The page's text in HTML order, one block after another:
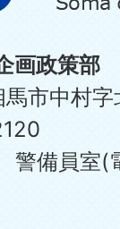
画政策部
市中村
警備員室